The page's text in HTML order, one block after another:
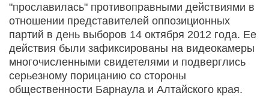
"прославилась" противоправными действиями в
отношении представителей оппозиционных
партий в день выборов 14 октября 2012 года. Ее
действия были зафиксированы на видеокамеры
многочисленными свидетелями и подверглись
серьезному порицанию со стороны
общественности Барнаула и Алтайского края.